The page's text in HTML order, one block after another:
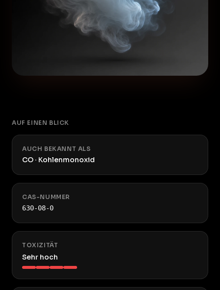
AUF EINEN BLICK
AUCH BEKANNT ALS
CO · Kohlenmonoxid
CAS-NUMMER
630-08-0
TOXIZITÄT
Sehr hoch